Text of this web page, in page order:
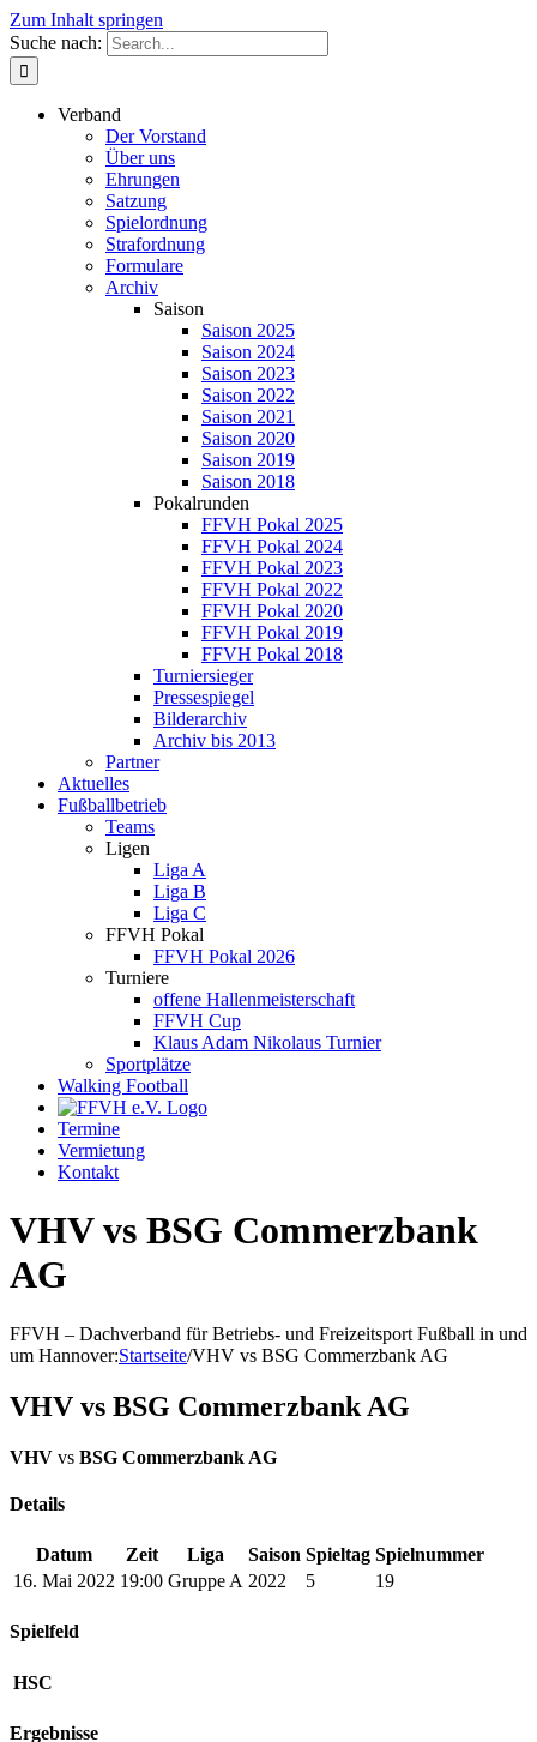
Zum Inhalt springen
Suche nach:
Verband
Der Vorstand
Über uns
Ehrungen
Satzung
Spielordnung
Strafordnung
Formulare
Archiv
Saison
Saison 2025
Saison 2024
Saison 2023
Saison 2022
Saison 2021
Saison 2020
Saison 2019
Saison 2018
Pokalrunden
FFVH Pokal 2025
FFVH Pokal 2024
FFVH Pokal 2023
FFVH Pokal 2022
FFVH Pokal 2020
FFVH Pokal 2019
FFVH Pokal 2018
Turniersieger
Pressespiegel
Bilderarchiv
Archiv bis 2013
Partner
Aktuelles
Fußballbetrieb
Teams
Ligen
Liga A
Liga B
Liga C
FFVH Pokal
FFVH Pokal 2026
Turniere
offene Hallenmeisterschaft
FFVH Cup
Klaus Adam Nikolaus Turnier
Sportplätze
Walking Football
Termine
Vermietung
Kontakt
VHV vs BSG Commerzbank
AG
FFVH – Dachverband für Betriebs- und Freizeitsport Fußball in und
um Hannover:Startseite/VHV vs BSG Commerzbank AG
VHV vs BSG Commerzbank AG
VHV vs BSG Commerzbank AG
Details
Datum Zeit Liga Saison Spieltag Spielnummer
16. Mai 2022 19:00 Gruppe A 2022 5 19
Spielfeld
HSC
Ergebnisse